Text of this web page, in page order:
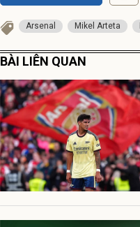
Arsenal Mikel Arteta
BÀI LIÊN QUAN